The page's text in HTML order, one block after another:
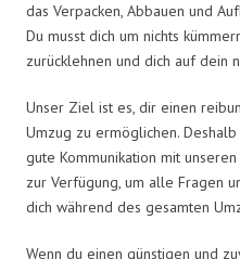
das Verpacken, Abbauen und
Du musst dich um nichts
zurücklehnen und dich auf dein
Unser Ziel ist es, dir einen
Umzug zu ermöglichen.
gute Kommunikation mit
zur Verfügung, um alle Fragen
dich während des gesamten
Wenn du einen günstigen und